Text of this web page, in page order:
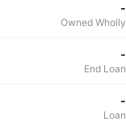
-
Owned Wholly
-
End Loan
-
Loan